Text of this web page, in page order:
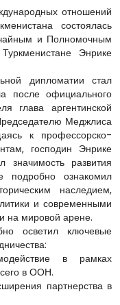
отношений
состоялась
и Полномочным
Энрике
дипломатии стал
после официального
глава аргентинской
Меджлиса
к профессорско-
господин Энрике
значимость развития
подробно ознакомил
наследием,
и современными
на мировой арене.
осветил ключевые
в рамках
в ООН.
партнерства в